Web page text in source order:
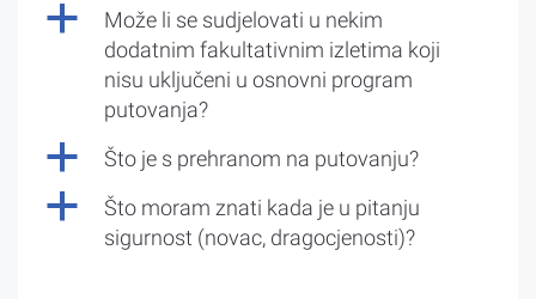
a
Može li se sudjelovati u nekim
dodatnim fakultativnim izletima koji
nisu uključeni u osnovni program
putovanja?
a Što je s prehranom na putovanju?
a
Što moram znati kada je u pitanju
sigurnost (novac, dragocjenosti)?